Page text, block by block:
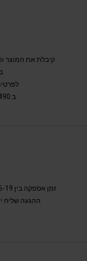
קיבלת את המוצר
ב 0547174490 WhatsApp
ההגעה שליח